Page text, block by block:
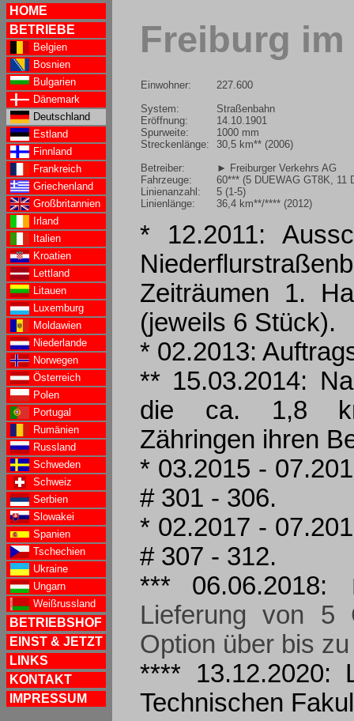
HOME
BETRIEBE
Belgien
Bosnien
Bulgarien
Dänemark
Deutschland
Estland
Finnland
Frankreich
Griechenland
Großbritannien
Irland
Italien
Kroatien
Lettland
Litauen
Luxemburg
Moldawien
Niederlande
Norwegen
Österreich
Polen
Portugal
Rumänien
Russland
Schweden
Schweiz
Serbien
Slowakei
Spanien
Tschechien
Ukraine
Ungarn
Weißrussland
BETRIEBSHOF
EINST & JETZT
LINKS
KONTAKT
IMPRESSUM
Freiburg
Einwohner:
System:
Eröffnung:
Spurweite:
Streckenlänge:
Betreiber:
Fahrzeuge:
Linienanzahl:
Linienlänge:
227.600
Straßenbahn
14.10.1901
1000 mm
30,5 km** (2006)
► Freiburger Verkehrs AG
60*** (5 DUEWAG GT8K, 11
5 (1-5)
36,4 km**/**** (2012)
* 12.2011:
Zeiträumen 1.
(jeweils 6 Stück).
* 02.2013:
** 15.03.2014:
die ca. 1,8 km
Zähringen ihren
* 03.2015 -
# 301 - 306.
* 02.2017 -
# 307 - 312.
*** 06.06.2018:
Lieferung von 5
Option über bis
****
Technischen